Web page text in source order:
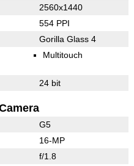
2560x1440
554 PPI
Gorilla Glass 4
Multitouch
24 bit
G5
16-MP
f/1.8